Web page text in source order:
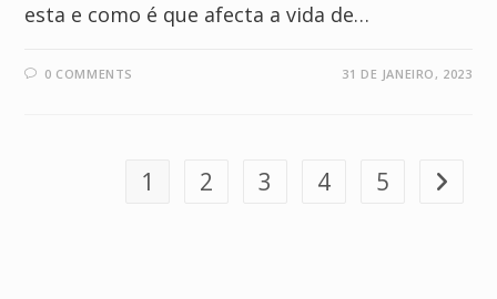
esta e como é que afecta a vida de…
0 COMMENTS 31 DE JANEIRO, 2023
1 2 3 4 5 Go to